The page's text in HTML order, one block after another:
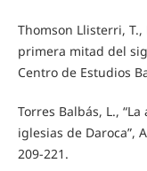
Thomson Llisterri,
primera mitad del
Centro de Estudios
Torres Balbás, L.,
iglesias de Daroca”,
209-221.